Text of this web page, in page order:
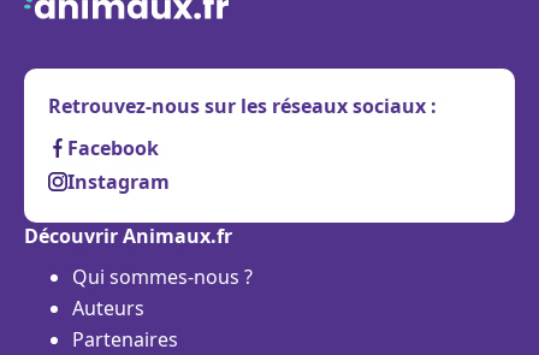
Retrouvez-nous sur les réseaux sociaux :
Facebook
Instagram
Découvrir Animaux.fr
Qui sommes-nous ?
Auteurs
Partenaires